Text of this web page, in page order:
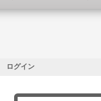
ログイン